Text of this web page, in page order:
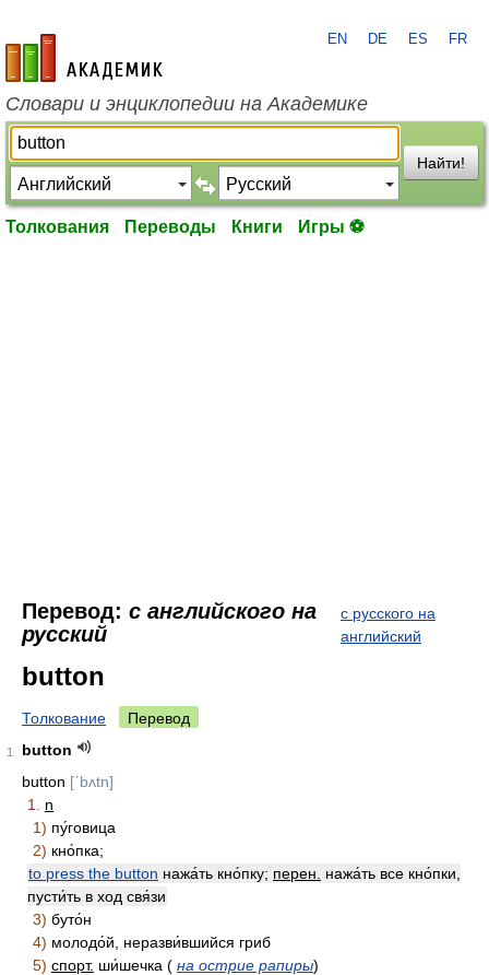
academic.ru
EN DE ES FR
Словари и энциклопедии на Академике
Найти!
Толкования Переводы Книги Игры ⚽
Перевод: с английского на
русский
с русского на
английский
button
Толкование Перевод
1
button
button [ˊbʌtn]
1.
n
1) пу́говица
2) кно́пка;
to press the button нажа́ть кно́пку; перен.
нажа́ть все кно́пки,
пусти́ть в ход свя́зи
3) буто́н
4) молодо́й, неразви́вшийся гриб
5) спорт. ши́шечка ( на острие рапиры)